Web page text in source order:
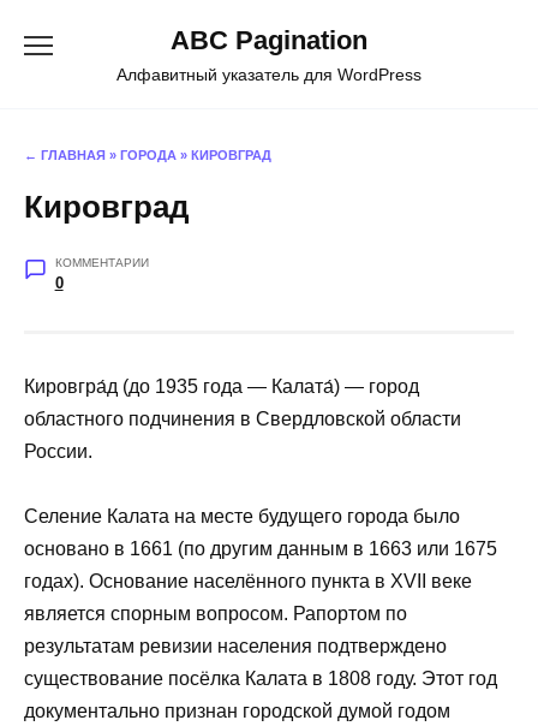
ABC Pagination
Алфавитный указатель для WordPress
← ГЛАВНАЯ » ГОРОДА » КИРОВГРАД
Кировград
КОММЕНТАРИИ
0
Кировгра́д (до 1935 года — Калата́) — город
областного подчинения в Свердловской области
России.
Селение Калата на месте будущего города было
основано в 1661 (по другим данным в 1663 или 1675
годах). Основание населённого пункта в XVII веке
является спорным вопросом. Рапортом по
результатам ревизии населения подтверждено
существование посёлка Калата в 1808 году. Этот год
документально признан городской думой годом